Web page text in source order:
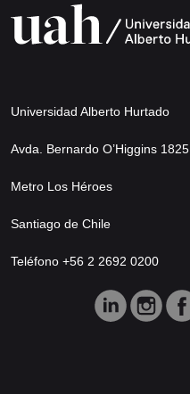
Universidad Alberto Hurtado
Avda. Bernardo O’Higgins 1825
Metro Los Héroes
Santiago de Chile
Teléfono +56 2 2692 0200